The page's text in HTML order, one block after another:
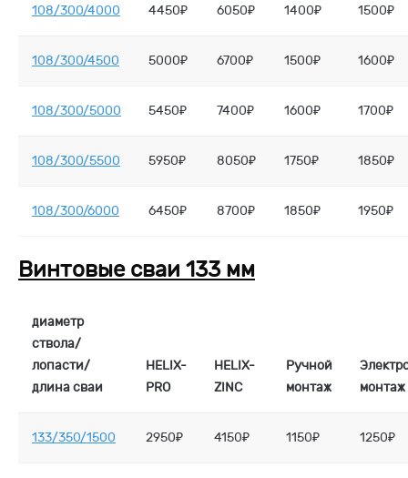
108/300/4000 4450₽ 6050₽ 1400₽ 1500₽
108/300/4500 5000₽ 6700₽ 1500₽ 1600₽
108/300/5000 5450₽ 7400₽ 1600₽ 1700₽
108/300/5500 5950₽ 8050₽ 1750₽ 1850₽
108/300/6000 6450₽ 8700₽ 1850₽ 1950₽
Винтовые сваи 133 мм
диаметр
ствола/
лопасти/
длина сваи
HELIX-
PRO
HELIX-
ZINC
Ручной
монтаж
монтаж
133/350/1500 2950₽ 4150₽ 1150₽ 1250₽